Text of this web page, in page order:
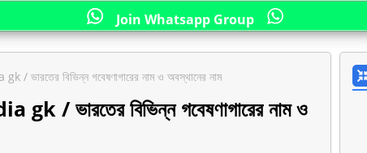
Join Whatsapp Group
বিভিন্ন গবেষণাগারের নাম ও অবস্থানের নাম
বিভিন্ন গবেষণাগারের নাম ও